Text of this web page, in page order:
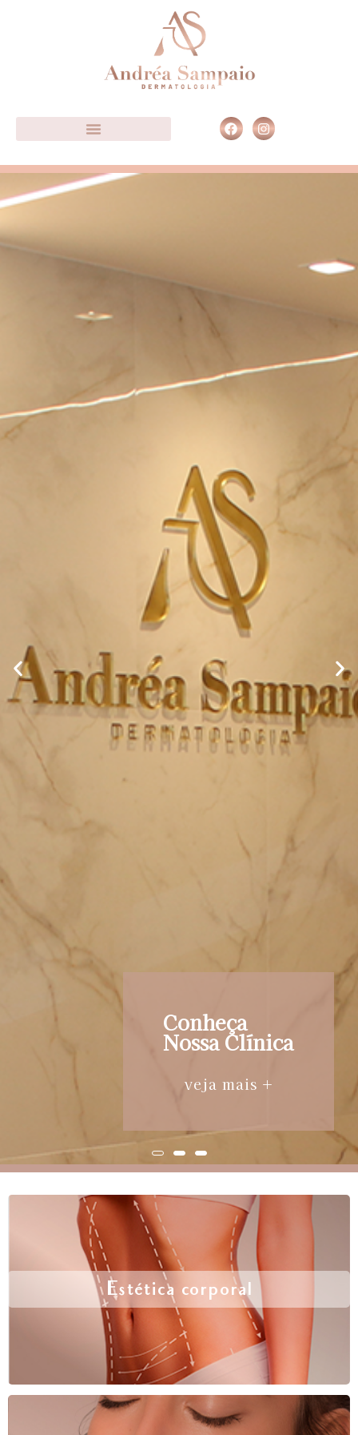
Conheça
Nossa Clínica
veja mais +
Estética corporal